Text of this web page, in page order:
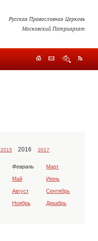
Русская Православная Церковь
Московский Патриархат
2015 2016 2017
Февраль Март
Май Июнь
Август Сентябрь
Ноябрь Декабрь